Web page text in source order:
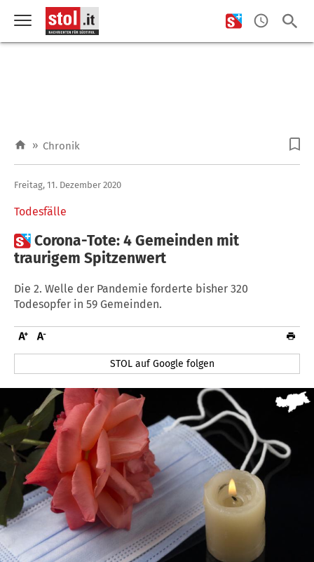
» Chronik
Todesfälle
Freitag, 11. Dezember 2020
Corona-Tote: 4 Gemeinden mit
traurigem Spitzenwert
Die 2. Welle der Pandemie forderte bisher 320
Todesopfer in 59 Gemeinden.
STOL auf Google folgen